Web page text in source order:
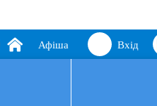
Вхід
Афіша